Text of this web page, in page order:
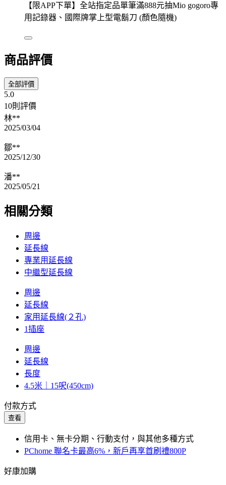
【限APP下單】全站指定品單筆滿888元抽Mio gogoro專
用記錄器、國際牌掌上型電鬍刀 (顏色隨機)
商品評價
全部評價
5.0
10則評價
林**
2025/03/04
鄒**
2025/12/30
潘**
2025/05/21
相關分類
周邊
延長線
專業用延長線
中繼型延長線
周邊
延長線
家用延長線(２孔)
1插座
周邊
延長線
長度
4.5米｜15呎(450cm)
付款方式
查看
信用卡、無卡分期、行動支付，與其他多種方式
PChome 聯名卡最高6%，新戶再享首刷禮800P
好康加購